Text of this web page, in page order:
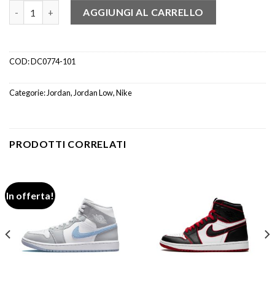
AGGIUNGI AL CARRELLO
COD:DC0774-101
Categorie:Jordan,Jordan Low,Nike
PRODOTTI CORRELATI
In offerta!